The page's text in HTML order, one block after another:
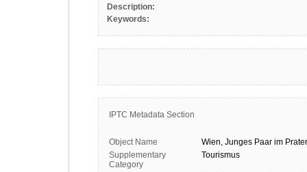
Description:
Keywords:
IPTC Metadata Section
Object Name Wien, Junges Paar im Prater
Supplementary
Category
Tourismus